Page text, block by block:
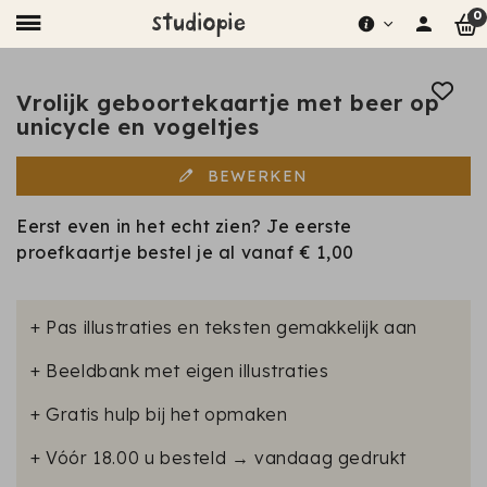
0
Vrolijk geboortekaartje met beer op
unicycle en vogeltjes
BEWERKEN
Eerst even in het echt zien? Je eerste
proefkaartje bestel je al vanaf€ 1,00
+ Pas illustraties en teksten gemakkelijk aan
+ Beeldbank met eigen illustraties
+ Gratis hulp bij het opmaken
+ Vóór 18.00 u besteld → vandaag gedrukt